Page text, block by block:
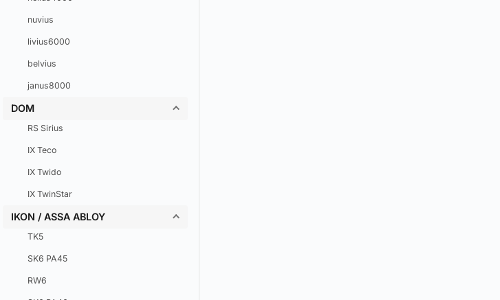
nuvius
livius6000
belvius
janus8000
DOM
RS Sirius
IX Teco
IX Twido
IX TwinStar
IKON / ASSA ABLOY
TK5
SK6 PA45
RW6